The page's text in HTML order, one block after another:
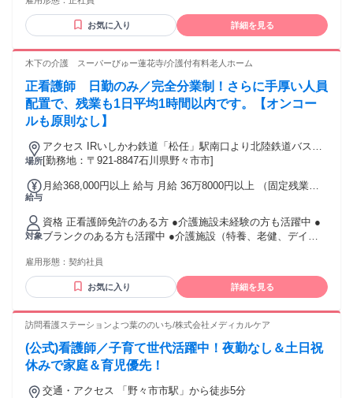
心です！） ・「家事や育児の合間」を活用して、家庭と無理
なく両立したい方 《 働き方のイメージ（Wワークの稼働
す。 （※面談業務＋ご自身の好きなタイミングで行う事務作
業を合わせて、ご自身のペースで月20件程度(初回面談件数※
継続支援は含まない)を目安として、業務をお引き受けいただ
ける方を想定しております） 《 デビューまでの安心ステップ
》 契約締結から面談デビューまでは約2ヶ月間。事前のオンラ
イン業務説明（システム利用のオリエンテーション・理解度
チェックあり）など、弊社独自の丁寧な導入準備期間を設け
ています。「いきなり一人でスタート」ということは絶対に
ありませんので、未経験の方も安心して飛び込んできてくだ
16,000円） * 各種手当あり（資格手当、夜勤手当、お正月・
お盆手当など）
お気に入り 詳細を見る
木下の介護 スーパーびゅー蓮花寺/介護付有料老人ホーム
正看護師 日勤のみ／完全分業制！さらに手厚い人員
配置で、残業も1日平均1時間以内です。【オンコー
ルも原則なし】
場所
アクセス IRいしかわ鉄道「松任」駅南口より北陸鉄道バスの
りば「金沢駅前(東口)」行にて 「三日市」下車徒歩5分（約
[勤務地：〒921-8847石川県野々市市]
給与
月給368,000円以上 給与 月給 36万8000円以上 （固定残業代
（固定残業時間：33時間） 固定残業時間を超えた勤務時間に
ついては別途残業代を支給する 〈処遇改善加算〉 ・一律：
4,000円／月 〈施設手当〉 ・一律：10000円／月 交通費：交
通費支給
対象
資格 正看護師免許のある方 ●介護施設未経験の方も活躍中 ●
ブランクのある方も活躍中 ●介護施設（特養、老健、デイサ
50代まで幅広い層が活躍しています。 ●主婦(夫)の方活躍中
（子育てや家庭を両立しやすい環境です） ●ミドル・シニア
層の方も活躍中
雇用形態： 契約社員
お気に入り 詳細を見る
訪問看護ステーションよつ葉ののいち/株式会社メディカルケア
(公式)看護師／子育て世代活躍中！夜勤なし＆土日祝
休みで家庭＆育児優先！
交通・アクセス 「野々市市駅」から徒歩5分